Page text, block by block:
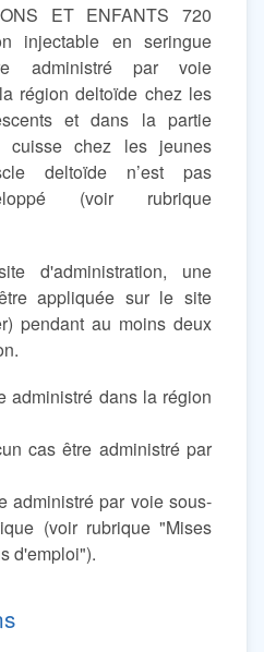
ET ENFANTS 720
injectable en seringue
administré par voie
région deltoïde chez les
et dans la partie
cuisse chez les jeunes
deltoïde n’est pas
(voir rubrique
d'administration, une
appliquée sur le site
pendant au moins deux
administré dans la région
cas être administré par
administré par voie sous-
(voir rubrique "Mises
d'emploi").